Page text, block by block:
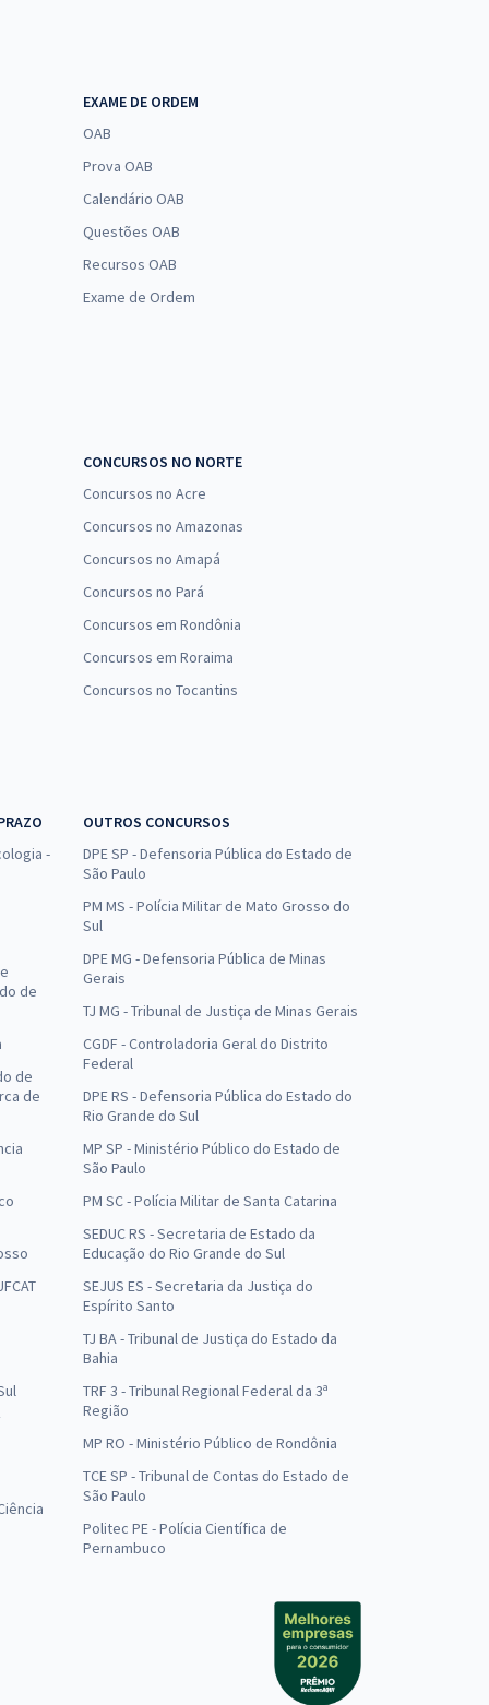
EXAME DE ORDEM
OAB
Prova OAB
Calendário OAB
Questões OAB
Recursos OAB
Exame de Ordem
CONCURSOS NO NORTE
Concursos no Acre
Concursos no Amazonas
Concursos no Amapá
Concursos no Pará
Concursos em Rondônia
Concursos em Roraima
Concursos no Tocantins
-
de
de
de
OUTROS CONCURSOS
DPE SP - Defensoria Pública do Estado de
São Paulo
PM MS - Polícia Militar de Mato Grosso do
Sul
DPE MG - Defensoria Pública de Minas
Gerais
TJ MG - Tribunal de Justiça de Minas Gerais
CGDF - Controladoria Geral do Distrito
Federal
DPE RS - Defensoria Pública do Estado do
Rio Grande do Sul
MP SP - Ministério Público do Estado de
São Paulo
PM SC - Polícia Militar de Santa Catarina
SEDUC RS - Secretaria de Estado da
Educação do Rio Grande do Sul
SEJUS ES - Secretaria da Justiça do
Espírito Santo
TJ BA - Tribunal de Justiça do Estado da
Bahia
TRF 3 - Tribunal Regional Federal da 3ª
Região
MP RO - Ministério Público de Rondônia
TCE SP - Tribunal de Contas do Estado de
São Paulo
Politec PE - Polícia Científica de
Pernambuco